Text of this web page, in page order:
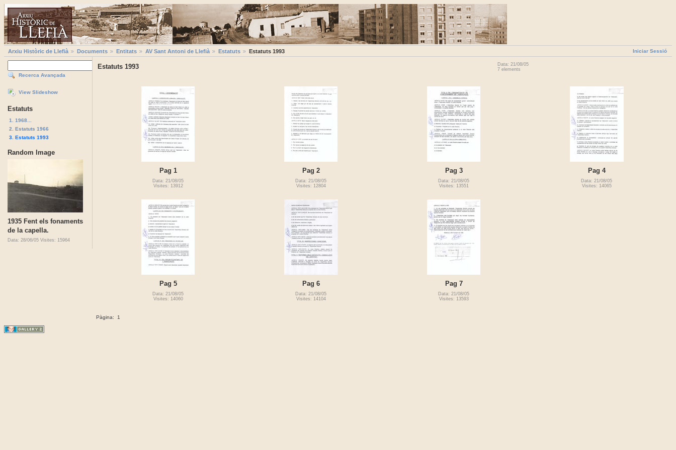
Iniciar Sessió
Arxiu Històric de Llefià Documents Entitats AV Sant Antoni de Llefià Estatuts Estatuts 1993
Recerca Avançada
View Slideshow
Estatuts
1. 1968...
2. Estatuts 1966
3. Estatuts 1993
Random Image
1935 Fent els fonaments
de la capella.
Data: 28/06/05 Visites: 15964
Estatuts 1993
Data: 21/08/05
7 elements
Pag 1
Data: 21/08/05
Visites: 13912
Pag 2
Data: 21/08/05
Visites: 12804
Pag 3
Data: 21/08/05
Visites: 13551
Pag 4
Data: 21/08/05
Visites: 14065
Pag 5
Data: 21/08/05
Visites: 14060
Pag 6
Data: 21/08/05
Visites: 14104
Pag 7
Data: 21/08/05
Visites: 13593
Pàgina: 1